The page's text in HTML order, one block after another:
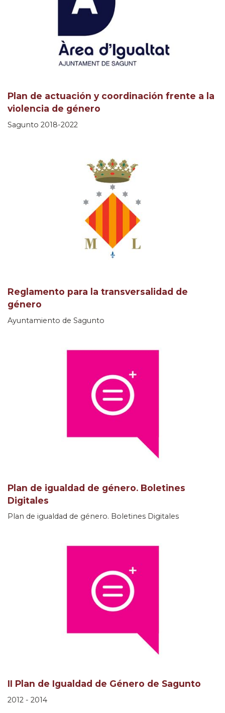
Plan de actuación y coordinación frente a la
violencia de género
Sagunto 2018-2022
Reglamento para la transversalidad de
género
Ayuntamiento de Sagunto
Plan de igualdad de género. Boletines
Digitales
Plan de igualdad de género. Boletines Digitales
II Plan de Igualdad de Género de Sagunto
2012 - 2014